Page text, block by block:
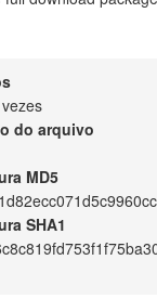
do arquivo
MD5
SHA1